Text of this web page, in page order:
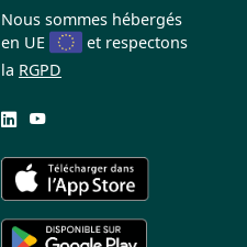
Nous sommes hébergés
en UE
et respectons
la RGPD